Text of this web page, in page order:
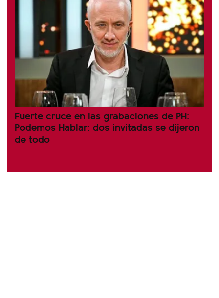
Fuerte cruce en las grabaciones de PH:
Podemos Hablar: dos invitadas se dijeron
de todo